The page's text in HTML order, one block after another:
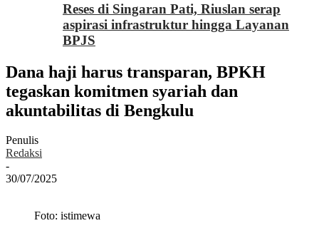
Reses di Singaran Pati, Riuslan serap
aspirasi infrastruktur hingga Layanan
BPJS
Dana haji harus transparan, BPKH
tegaskan komitmen syariah dan
akuntabilitas di Bengkulu
Penulis
Redaksi
-
30/07/2025
Foto: istimewa